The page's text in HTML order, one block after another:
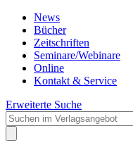
News
Bücher
Zeitschriften
Seminare/Webinare
Online
Kontakt & Service
Erweiterte Suche